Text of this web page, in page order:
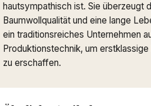
hautsympathisch ist. Sie überzeugt
Baumwollqualität und eine lange
ein traditionsreiches Unternehmen
Produktionstechnik, um
zu erschaffen.